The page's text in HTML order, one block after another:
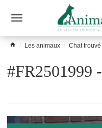
le
menu
Les animaux Chat
#FR2501999